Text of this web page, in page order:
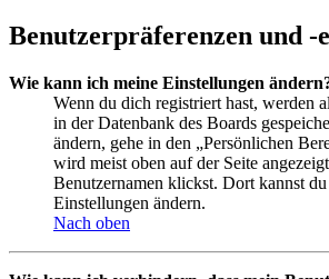
Benutzerpräferenzen und -
Wie kann ich meine Einstellungen
Wenn du dich registriert hast, werden
in der Datenbank des Boards
ändern, gehe in den „Persönlichen
wird meist oben auf der Seite
Benutzernamen klickst. Dort kannst
Einstellungen ändern.
Nach oben